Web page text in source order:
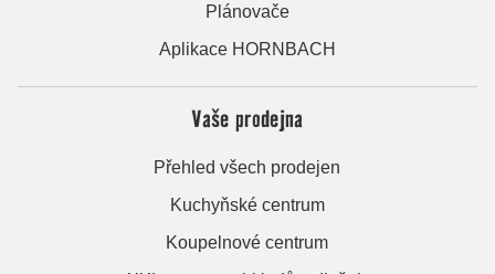
Plánovače
Aplikace HORNBACH
Vaše prodejna
Přehled všech prodejen
Kuchyňské centrum
Koupelnové centrum